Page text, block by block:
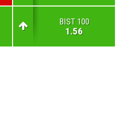
BIST 100
1.56